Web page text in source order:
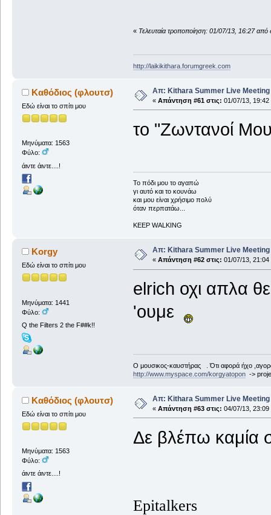
« Τελευταία τροποποίηση: 01/07/13, 16:27 από
http://laikikithara.forumgreek.com
Καθόδιος (φλουτσ)
Εδώ είναι το σπίτι μου
Μηνύματα: 1563
Φύλο:
άιντε άιντε....!
Απ: Kithara Summer Live Meeting
« Απάντηση #61 στις: 01/07/13, 19:42
το "Ζωντανοί
To πόδι μου το αγαπώ
γι αυτό και το κουνάω
και μου είναι χρήσιμο πολύ
όταν περπατάω...
KEEP WALKING
Korgy
Εδώ είναι το σπίτι μου
Μηνύματα: 1441
Φύλο:
Q the Filters 2 the F##k!!
Απ: Kithara Summer Live Meeting
« Απάντηση #62 στις: 01/07/13, 21:04
elrich οχι απλα
'ουμε
Ο μουσικος-καυστήρας . Ότι αφορά ήχο
http://www.myspace.com/korgyatopon->
Καθόδιος (φλουτσ)
Εδώ είναι το σπίτι μου
Μηνύματα: 1563
Φύλο:
άιντε άιντε....!
Απ: Kithara Summer Live Meeting
« Απάντηση #63 στις: 04/07/13, 23:09
Δε βλέπω καμία
Εpitalkers